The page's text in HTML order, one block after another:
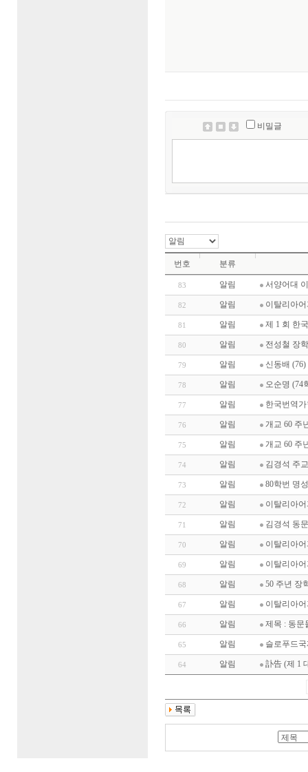
비밀글
번호 분류
83 알림 서양어대
82 알림 이탈리아
81 알림 제 1 회 한
80 알림 전성철 장
79 알림 신동배
78 알림 오순명 (74
77 알림 한국번역
76 알림 개교 60 주
75 알림 개교 60 주
74 알림 김경석 주
73 알림 80학번 명
72 알림 이탈리아
71 알림 김경석 동
70 알림 이탈리아
69 알림 이탈리아
68 알림 50 주년 장
67 알림 이탈리아
66 알림 제목 : 동문
65 알림 슬로푸드
64 알림 訃告 (제 1